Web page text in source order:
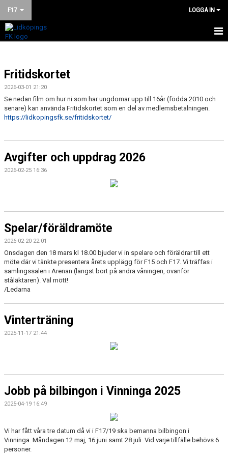
F17 LOGGA IN
NYHETER
KALENDER
MATCHER
TRUPPEN
BILDGALLERI
Fritidskortet
2026-03-01 21:20
Se nedan film om hur ni som har ungdomar upp till 16år (födda 2010 och
senare) kan använda Fritidskortet som en del av medlemsbetalningen.
https://lidkopingsfk.se/fritidskortet/
Avgifter och uppdrag 2026
2026-02-25 16:36
Spelar/föräldramöte
2026-02-20 22:01
Onsdagen den 18 mars kl 18.00 bjuder vi in spelare och föräldrar till ett
möte där vi tänkte presentera årets upplägg för F15 och F17. Vi träffas i
samlingssalen i Arenan (längst bort på andra våningen, ovanför
ståläktaren). Väl mött!
/Ledarna
Vinterträning
2025-11-17 21:44
Jobb på bilbingon i Vinninga 2025
2025-04-19 16:49
Vi har fått våra tre datum då vi i F17/19 ska bemanna bilbingon i
Vinninga. Måndagen 12 maj, 16 juni samt 28 juli. Vid varje tillfälle behövs 6
personer.